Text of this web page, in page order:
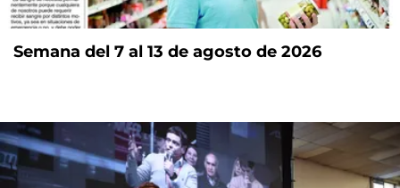
Semana del 7 al 13 de agosto de 2026